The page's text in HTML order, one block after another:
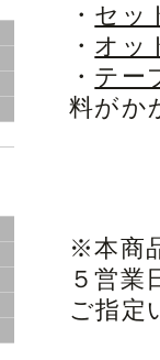
・ セッ
・ オッ
・ テー
料がか
※本商
５営業
ご指定